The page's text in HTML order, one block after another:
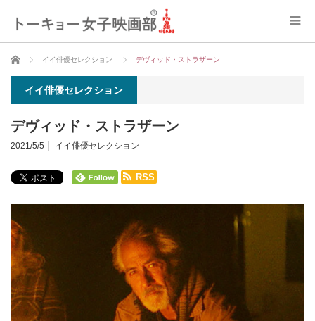
ホーム イイ俳優セレクション デヴィッド・ストラザーン
イイ俳優セレクション
デヴィッド・ストラザーン
2021/5/5 イイ俳優セレクション
RSS